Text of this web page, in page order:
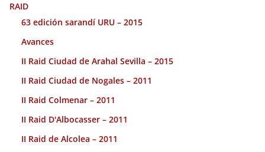
RAID
63 edición sarandí URU – 2015
Avances
II Raid Ciudad de Arahal Sevilla – 2015
II Raid Ciudad de Nogales – 2011
II Raid Colmenar – 2011
II Raid D'Albocasser – 2011
II Raid de Alcolea – 2011